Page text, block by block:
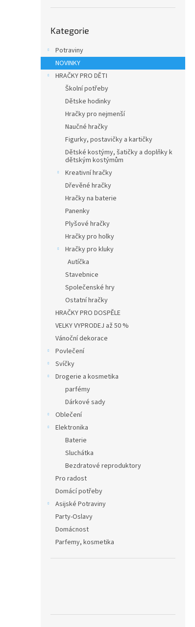
kategorie
Kategorie
Potraviny
NOVINKY
HRAČKY PRO DĚTI
Školní potřeby
Dětske hodinky
Hračky pro nejmenší
Naučné hračky
Figurky, postavičky a kartičky
Dětské kostýmy, šatičky a doplňky k
dětským kostýmům
Kreativní hračky
Dřevěné hračky
Hračky na baterie
Panenky
Plyšové hračky
Hračky pro holky
Hračky pro kluky
Autíčka
Stavebnice
Společenské hry
Ostatní hračky
HRAČKY PRO DOSPĚLE
VELKY VYPRODEJ až 50 %
Vánoční dekorace
Povlečení
Svíčky
Drogerie a kosmetika
parfémy
Dárkové sady
Oblečení
Elektronika
Baterie
Sluchátka
Bezdratové reproduktory
Pro radost
Domácí potřeby
Asijské Potraviny
Party-Oslavy
Domácnost
Parfemy, kosmetika